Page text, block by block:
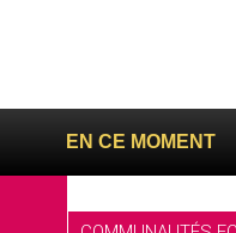
EN CE MOMENT
confie : entre